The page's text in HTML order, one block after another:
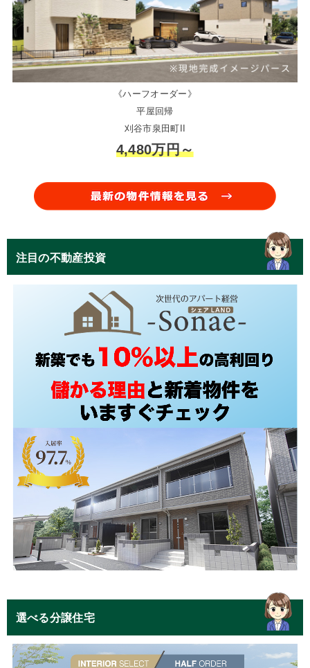
《ハーフオーダー》
平屋回帰
刈谷市泉田町II
4,480万円～
注目の不動産投資
選べる分譲住宅